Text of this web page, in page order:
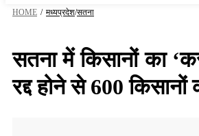
HOME / मध्यप्रदेश/सतना
सतना में किसानों का
रद्द होने से 600